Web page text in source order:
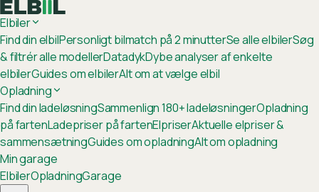
Elbiler
Find din elbilPersonligt bilmatch på 2 minutterSe alle elbilerSøg
& filtrér alle modellerDatadykDybe analyser af enkelte
elbilerGuides om elbilerAlt om at vælge elbil
Opladning
Find din ladeløsningSammenlign 180+ ladeløsningerOpladning
på fartenLadepriser på fartenElpriserAktuelle elpriser &
sammensætningGuides om opladningAlt om opladning
Min garage
ElbilerOpladningGarage